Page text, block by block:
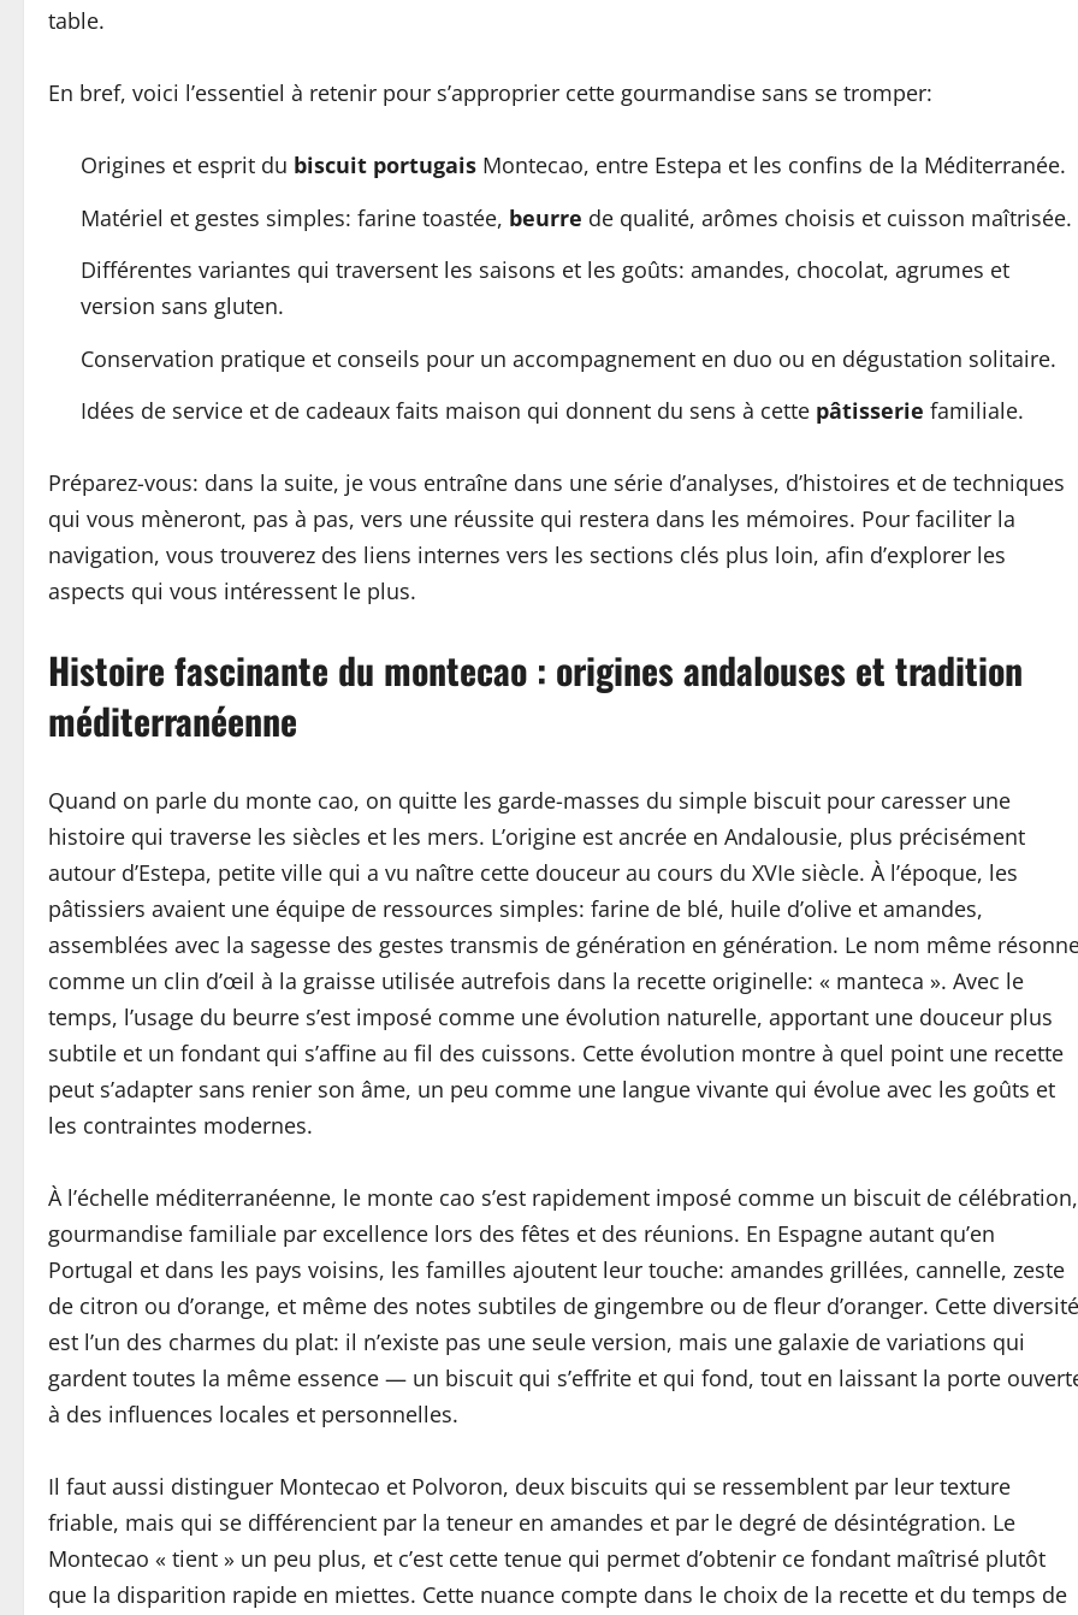
table.
En bref, voici l’essentiel à retenir pour s’approprier cette gourmandise sans se tromper:
Origines et esprit du biscuit portugais Montecao, entre Estepa et les confins de la Méditerranée.
Matériel et gestes simples: farine toastée, beurre de qualité, arômes choisis et cuisson maîtrisée.
Différentes variantes qui traversent les saisons et les goûts: amandes, chocolat, agrumes et
version sans gluten.
Conservation pratique et conseils pour un accompagnement en duo ou en dégustation solitaire.
Idées de service et de cadeaux faits maison qui donnent du sens à cette pâtisserie familiale.
Préparez-vous: dans la suite, je vous entraîne dans une série d’analyses, d’histoires et de techniques
qui vous mèneront, pas à pas, vers une réussite qui restera dans les mémoires. Pour faciliter la
navigation, vous trouverez des liens internes vers les sections clés plus loin, afin d’explorer les
aspects qui vous intéressent le plus.
Histoire fascinante du montecao : origines andalouses et tradition
méditerranéenne
Quand on parle du monte cao, on quitte les garde-masses du simple biscuit pour caresser une
histoire qui traverse les siècles et les mers. L’origine est ancrée en Andalousie, plus précisément
autour d’Estepa, petite ville qui a vu naître cette douceur au cours du XVIe siècle. À l’époque, les
pâtissiers avaient une équipe de ressources simples: farine de blé, huile d’olive et amandes,
assemblées avec la sagesse des gestes transmis de génération en génération. Le nom même
comme un clin d’œil à la graisse utilisée autrefois dans la recette originelle: « manteca ». Avec le
temps, l’usage du beurre s’est imposé comme une évolution naturelle, apportant une douceur plus
subtile et un fondant qui s’affine au fil des cuissons. Cette évolution montre à quel point une recette
peut s’adapter sans renier son âme, un peu comme une langue vivante qui évolue avec les goûts et
les contraintes modernes.
À l’échelle méditerranéenne, le monte cao s’est rapidement imposé comme un biscuit de célébration,
gourmandise familiale par excellence lors des fêtes et des réunions. En Espagne autant qu’en
Portugal et dans les pays voisins, les familles ajoutent leur touche: amandes grillées, cannelle, zeste
de citron ou d’orange, et même des notes subtiles de gingembre ou de fleur d’oranger. Cette diversité
est l’un des charmes du plat: il n’existe pas une seule version, mais une galaxie de variations qui
gardent toutes la même essence — un biscuit qui s’effrite et qui fond, tout en laissant la porte
à des influences locales et personnelles.
Il faut aussi distinguer Montecao et Polvoron, deux biscuits qui se ressemblent par leur texture
friable, mais qui se différencient par la teneur en amandes et par le degré de désintégration. Le
Montecao « tient » un peu plus, et c’est cette tenue qui permet d’obtenir ce fondant maîtrisé plutôt
que la disparition rapide en miettes. Cette nuance compte dans le choix de la recette et du temps de